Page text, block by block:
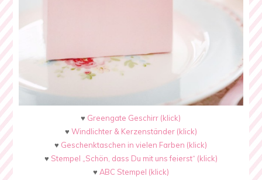
♥ Greengate Geschirr (klick)
♥ Windlichter & Kerzenständer (klick)
♥ Geschenktaschen in vielen Farben (klick)
♥ Stempel „Schön, dass Du mit uns feierst“ (klick)
♥ ABC Stempel (klick)